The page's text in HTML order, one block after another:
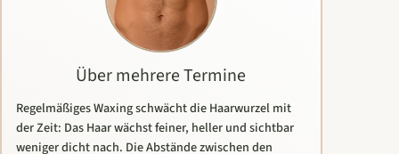
Über mehrere Termine
Regelmäßiges Waxing schwächt die Haarwurzel mit
der Zeit: Das Haar wächst feiner, heller und sichtbar
weniger dicht nach. Die Abstände zwischen den